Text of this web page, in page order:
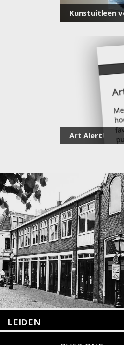
Kunstuitleen
Art Alert!
LEIDEN